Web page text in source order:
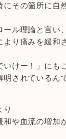
その箇所に自
ル理論と言い、
り痛みを緩和
いけー！」にも
明されているん
り
和や血流の増加